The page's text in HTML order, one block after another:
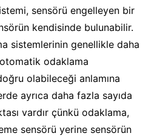
sensörü engelleyen bir
kendisinde bulunabilir.
sistemlerinin genellikle daha
otomatik odaklama
olabileceği anlamına
ayrıca daha fazla sayıda
vardır çünkü odaklama,
sensörü yerine sensörün